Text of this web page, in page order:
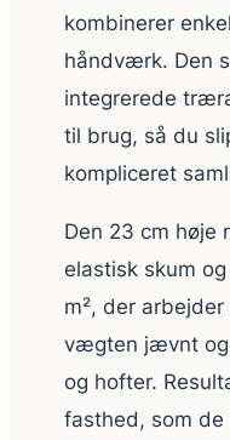
kombinerer
håndværk. Den
integrerede
til brug, så du
kompliceret
Den 23 cm høje
elastisk skum
m², der
vægten jævnt og
og hofter.
fasthed, som